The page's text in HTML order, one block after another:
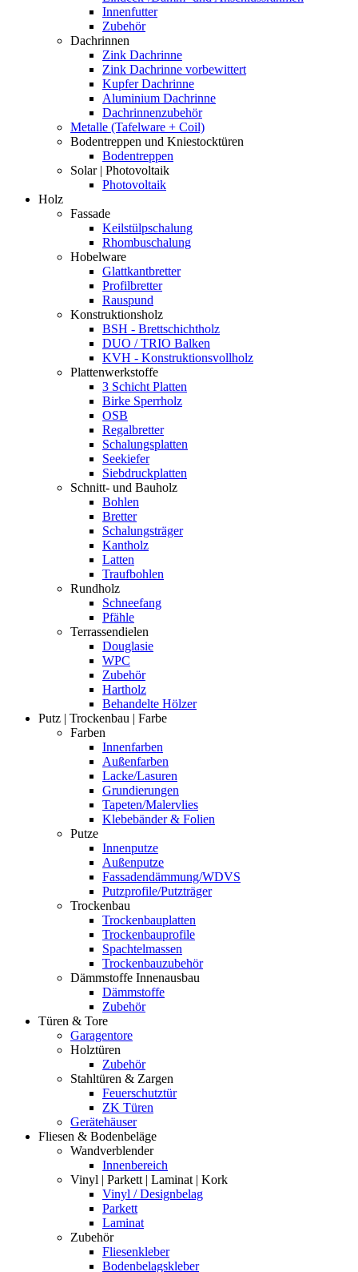
Innenfutter
Zubehör
Dachrinnen
Zink Dachrinne
Zink Dachrinne vorbewittert
Kupfer Dachrinne
Aluminium Dachrinne
Dachrinnenzubehör
Metalle (Tafelware + Coil)
Bodentreppen und Kniestocktüren
Bodentreppen
Solar | Photovoltaik
Photovoltaik
Holz
Fassade
Keilstülpschalung
Rhombuschalung
Hobelware
Glattkantbretter
Profilbretter
Rauspund
Konstruktionsholz
BSH - Brettschichtholz
DUO / TRIO Balken
KVH - Konstruktionsvollholz
Plattenwerkstoffe
3 Schicht Platten
Birke Sperrholz
OSB
Regalbretter
Schalungsplatten
Seekiefer
Siebdruckplatten
Schnitt- und Bauholz
Bohlen
Bretter
Schalungsträger
Kantholz
Latten
Traufbohlen
Rundholz
Schneefang
Pfähle
Terrassendielen
Douglasie
WPC
Zubehör
Hartholz
Behandelte Hölzer
Putz | Trockenbau | Farbe
Farben
Innenfarben
Außenfarben
Lacke/Lasuren
Grundierungen
Tapeten/Malervlies
Klebebänder & Folien
Putze
Innenputze
Außenputze
Fassadendämmung/WDVS
Putzprofile/Putzträger
Trockenbau
Trockenbauplatten
Trockenbauprofile
Spachtelmassen
Trockenbauzubehör
Dämmstoffe Innenausbau
Dämmstoffe
Zubehör
Türen & Tore
Garagentore
Holztüren
Zubehör
Stahltüren & Zargen
Feuerschutztür
ZK Türen
Gerätehäuser
Fliesen & Bodenbeläge
Wandverblender
Innenbereich
Vinyl | Parkett | Laminat | Kork
Vinyl / Designbelag
Parkett
Laminat
Zubehör
Fliesenkleber
Bodenbelagskleber